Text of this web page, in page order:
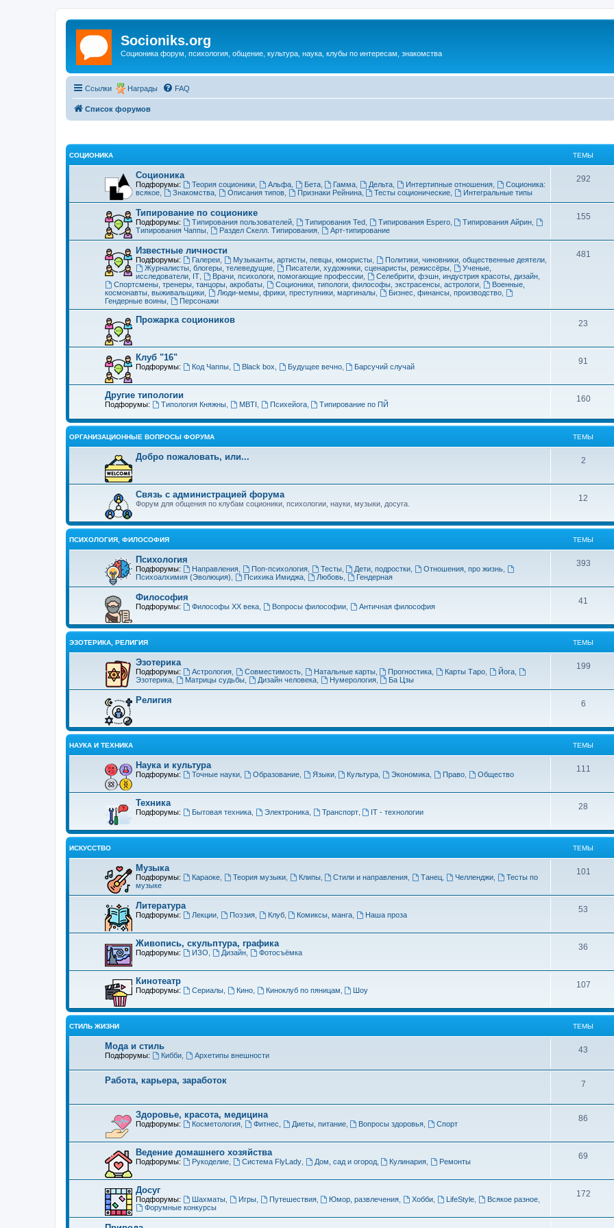
Socioniks.org
Соционика форум, психология, общение, культура, наука, клубы по интересам, знакомства
Ссылки Награды FAQ
Список форумов
СОЦИОНИКА ТЕМЫ
Соционика
Подфорумы: Теория соционики, Альфа, Бета, Гамма Дельта Интертипные отношения
Соционика:
всякое
Знакомства, Описания типов, Признаки Рейнина, Тесты соционические Интегральные типы
292Т
м
Типирование по соционике
Подфорумы: Типирования пользователей, Типирования Ted, Типирования Espero, Типирования Айрин
Типирования Чаппы
Раздел Скелл. Типирования, Арт-типирование
155Т
Известные личности
Подфорумы: Галереи, Музыканты, артисты, певцы, юмористы, Политики, чиновники, общественные деятели,
Журналисты, блогеры, телеведущие, Писатели, художники, сценаристы, режиссёры,
Ученые,
исследователи, IT
Врачи, психологи, помогающие профессии, Селебрити, фэшн, индустрия красоты, дизайн,
Спортсмены, тренеры, танцоры, акробаты, Соционики, типологи, философы, экстрасенсы, астрологи,
Военные,
космонавты, выживальщики
Люди-мемы, фрики, преступники, маргиналы, Бизнес, финансы, производство,
Гендерные воины
Персонажи
481
ы
Прожарка социоников 23
Клуб "16"
Подфорумы: Код Чаппы, Black box Будущее вечно, Барсучий случай
91
м
Другие типологии
Подфорумы: Типология Княжны, MBTI Психейога, Типирование по ПЙ
160Т
м
ОРГАНИЗАЦИОННЫЕ ВОПРОСЫ ФОРУМА ТЕМЫ
Добро пожаловать, или... 2Т
м
Связь с администрацией форума
Форум для общения по клубам соционики, психологии, науки, музыки, досуга.
12
ы
ПСИХОЛОГИЯ, ФИЛОСОФИЯ ТЕМЫ
Психология
Подфорумы: Направления, Поп-психология, Тесты, Дети, подростки Отношения, про жизнь
Психоалхимия (Эволюция)
Психика Имиджа, Любовь, Гендерная
393Т
Философия
Подфорумы: Философы XX века, Вопросы философии, Античная философия
41
ы
ЭЗОТЕРИКА, РЕЛИГИЯ ТЕМЫ
Эзотерика
Подфорумы: Астрология, Совместимость, Натальные карты, Прогностика Карты Таро Йога
Эзотерика
Матрицы судьбы, Дизайн человека, Нумерология, Ба Цзы
199Т
Религия 6Т
ы
НАУКА И ТЕХНИКА ТЕМЫ
Наука и культура
Подфорумы: Точные науки, Образование, Языки, Культура Экономика Право Общество
111
Техника
Подфорумы: Бытовая техника, Электроника, Транспорт, IT - технологии
28
ы
ИСКУССТВО ТЕМЫ
Музыка
Подфорумы: Караоке, Теория музыки, Клипы, Стили и направления Танец Челленджи
Тесты по
музыке
101
Литература
Подфорумы: Лекции, Поэзия, Клуб, Комиксы, манга Наша проза
53
Живопись, скульптура, графика
Подфорумы: ИЗО Дизайн, Фотосъёмка
36
м
Кинотеатр
Подфорумы: Сериалы, Кино, Киноклуб по пяницам Шоу
107Т
ы
СТИЛЬ ЖИЗНИ ТЕМЫ
Мода и стиль
Подфорумы: Кибби, Архетипы внешности
43
ы
Работа, карьера, заработок 7Т
м
Здоровье, красота, медицина
Подфорумы: Косметология, Фитнес Диеты, питание, Вопросы здоровья Спорт
86
Ведение домашнего хозяйства
Подфорумы: Рукоделие, Система FlyLady, Дом, сад и огород, Кулинария Ремонты
69
м
Досуг
Подфорумы: Шахматы, Игры, Путешествия, Юмор, развлечения Хобби LifeStyle Всякое разное,
Форумные конкурсы
172Т